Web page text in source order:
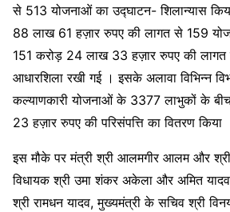
से 513 योजनाओं का उद्घाटन- शिलान्यास
88 लाख 61 हज़ार रुपए की लागत से 159
151 करोड़ 24 लाख 33 हज़ार रुपए की
आधारशिला रखी गई । इसके अलावा विभिन्न
कल्याणकारी योजनाओं के 3377 लाभुकों के
23 हज़ार रुपए की परिसंपत्ति का वितरण किया
इस मौके पर मंत्री श्री आलमगीर आलम और श्री
विधायक श्री उमा शंकर अकेला और अमित
श्री रामधन यादव, मुख्यमंत्री के सचिव श्री